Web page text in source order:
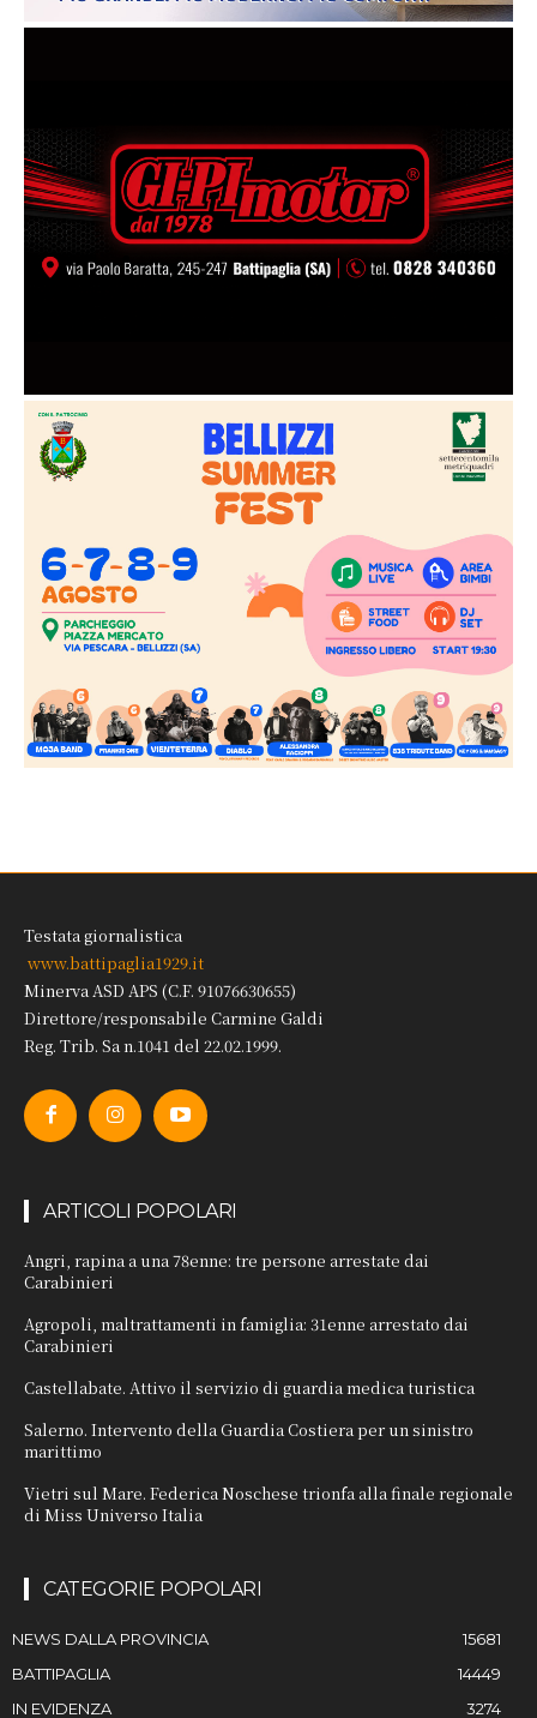
Testata giornalistica
www.battipaglia1929.it
Minerva ASD APS (C.F. 91076630655)
Direttore/responsabile Carmine Galdi
Reg. Trib. Sa n.1041 del 22.02.1999.
ARTICOLI POPOLARI
Angri, rapina a una 78enne: tre persone arrestate dai
Carabinieri
Agropoli, maltrattamenti in famiglia: 31enne arrestato dai
Carabinieri
Castellabate. Attivo il servizio di guardia medica turistica
Salerno. Intervento della Guardia Costiera per un sinistro
marittimo
Vietri sul Mare. Federica Noschese trionfa alla finale regionale
di Miss Universo Italia
CATEGORIE POPOLARI
NEWS DALLA PROVINCIA
15681
BATTIPAGLIA
14449
IN EVIDENZA
3274